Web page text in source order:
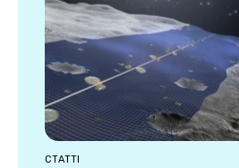
СТАТТІ